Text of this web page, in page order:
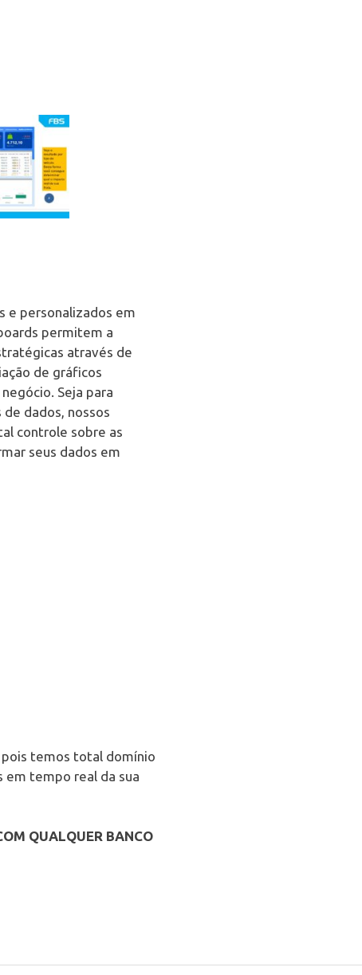
e personalizados em
permitem a
através de
de gráficos
Seja para
dados, nossos
controle sobre as
seus dados em
pois temos total domínio
em tempo real da sua
QUALQUER BANCO